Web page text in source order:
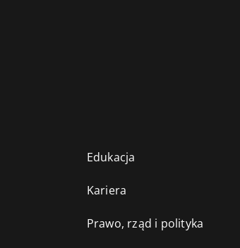
Edukacja
Kariera
Prawo, rząd i polityka